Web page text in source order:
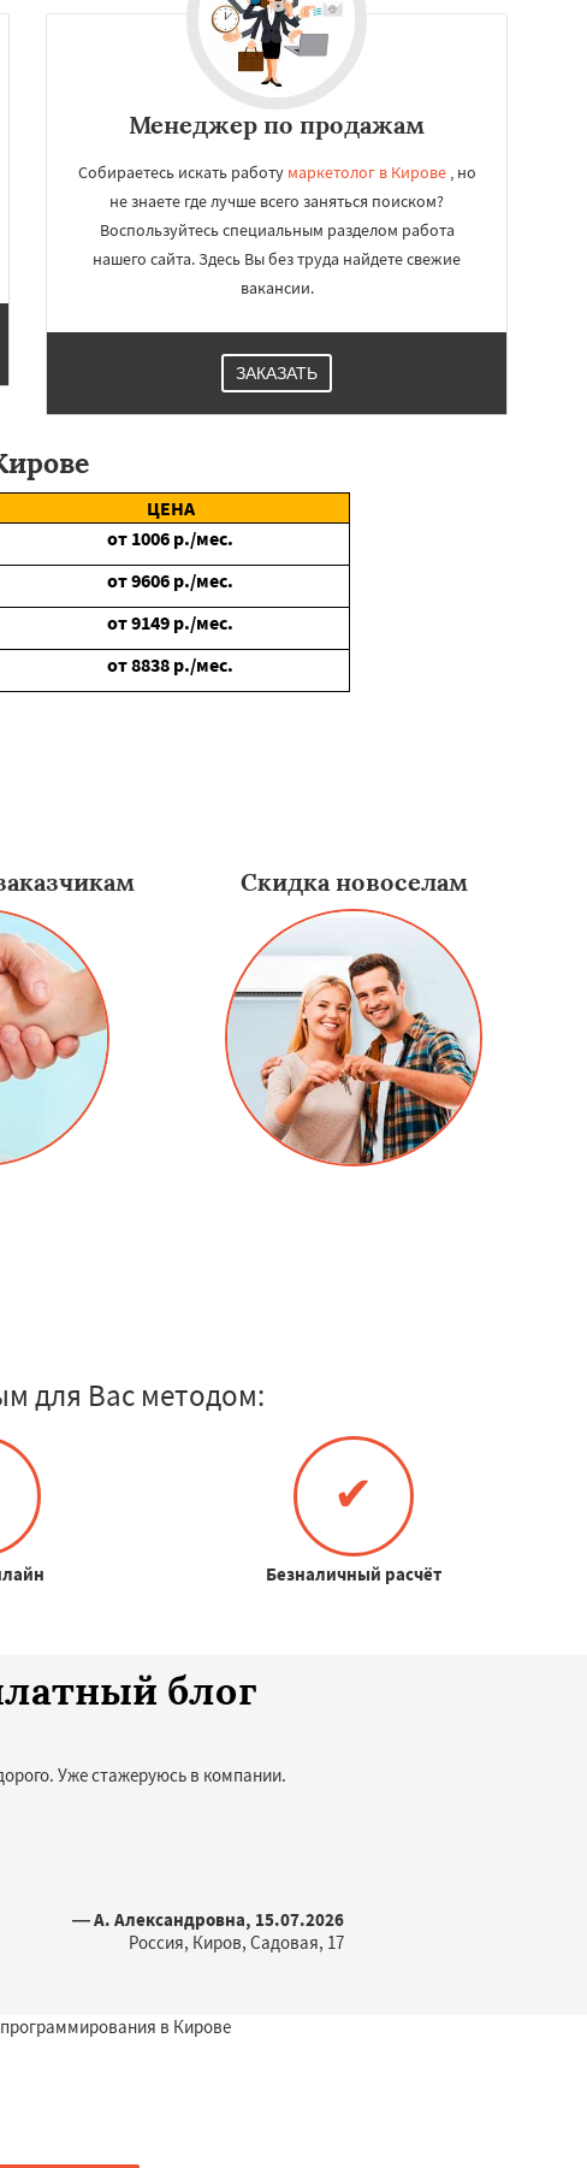
Менеджер по продажам
Собираетесь искать работу маркетолог в Кирове, но
не знаете где лучше всего заняться поиском?
Воспользуйтесь специальным разделом работа
нашего сайта. Здесь Вы без труда найдете свежие
вакансии.
ЗАКАЗАТЬ
ЦЕНА
от 1006 р./мес.
от9606 р./мес.
от9149 р./мес.
от8838 р./мес.
Скидка новоселам
для Вас методом:
✔
Безналичный расчёт
блог
Уже стажеруюсь в компании.
— А. Александровна, 15.07.2026
Россия, Киров, Садовая, 17
в Кирове